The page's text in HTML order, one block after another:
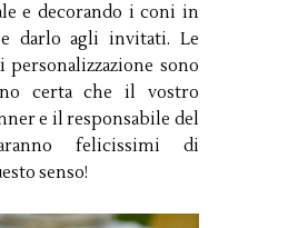
e decorando i coni in
darlo agli invitati. Le
sono
certa che il vostro
e il responsabile del
felicissimi di
senso!